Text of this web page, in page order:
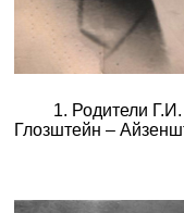
1. Родители
Глозштейн –